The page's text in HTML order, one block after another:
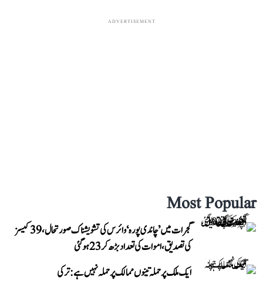
ADVERTISEMENT
Most Popular
گجرات میں ’چاندی پورہ‘ وائرس کی تشویشناک صورتحال، 39 کیسز
کی تصدیق، اموات کی تعداد بڑھ کر 23 ہوگئی
ایک ملک پر حملہ تینوں ممالک پر حملہ نہیں ہے: ترکی